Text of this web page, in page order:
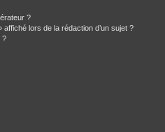
?
lors de la rédaction d’un sujet ?
?